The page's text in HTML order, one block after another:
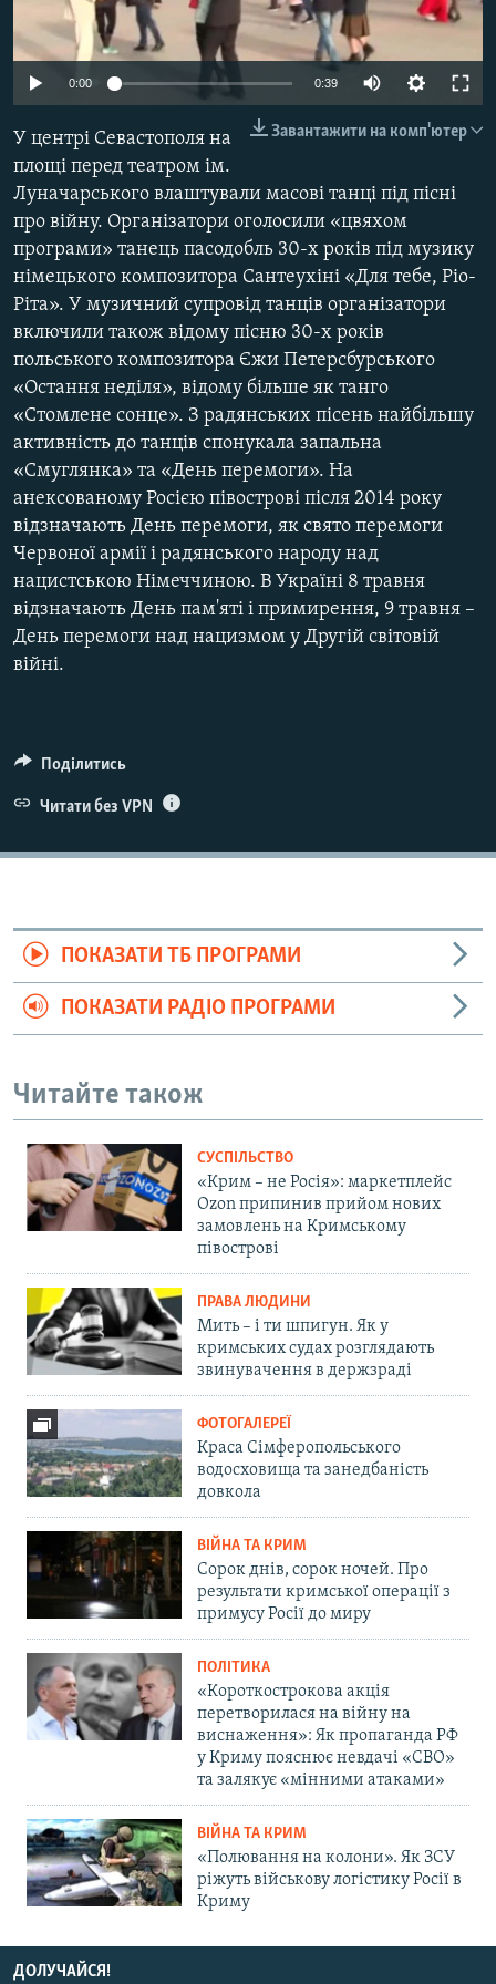
ВІДЕОУРОКИ «ELIFBE»
СВІДЧЕННЯ ОКУПАЦІЇ
УКРАЇНСЬКА ПРОБЛЕМА КРИМУ
ІНФОГРАФІКА
Русский
Qırımtatar
ДОЛУЧАЙСЯ!
Усі сайти RFE/RL
0:00 0:39
Завантажити на комп'ютер
У центрі Севастополя на
площі перед театром ім.
Луначарського влаштували масові танці під пісні
про війну. Організатори оголосили «цвяхом
програми» танець пасодобль 30-х років під музику
німецького композитора Сантеухіні «Для тебе, Ріо-
Ріта». У музичний супровід танців організатори
включили також відому пісню 30-х років
польського композитора Єжи Петерсбурського
«Остання неділя», відому більше як танго
«Стомлене сонце». З радянських пісень найбільшу
активність до танців спонукала запальна
«Смуглянка» та «День перемоги». На
анексованому Росією півострові після 2014 року
відзначають День перемоги, як свято перемоги
Червоної армії і радянського народу над
нацистською Німеччиною. В Україні 8 травня
відзначають День пам'яті і примирення, 9 травня –
День перемоги над нацизмом у Другій світовій
війні.
Поділитись
Читати без VPN
ПОКАЗАТИ ТБ ПРОГРАМИ
ПОКАЗАТИ РАДІО ПРОГРАМИ
Читайте також
СУСПІЛЬСТВО
«Крим – не Росія»: маркетплейс
Ozon припинив прийом нових
замовлень на Кримському
півострові
ПРАВА ЛЮДИНИ
Мить – і ти шпигун. Як у
кримських судах розглядають
звинувачення в держзраді
ФОТОГАЛЕРЕЇ
Краса Сімферопольського
водосховища та занедбаність
довкола
ВІЙНА ТА КРИМ
Сорок днів, сорок ночей. Про
результати кримської операції з
примусу Росії до миру
ПОЛІТИКА
«Короткострокова акція
перетворилася на війну на
виснаження»: Як пропаганда РФ
у Криму пояснює невдачі «СВО»
та залякує «мінними атаками»
ВІЙНА ТА КРИМ
«Полювання на колони». Як ЗСУ
ріжуть військову логістику Росії в
Криму
ДОЛУЧАЙСЯ!